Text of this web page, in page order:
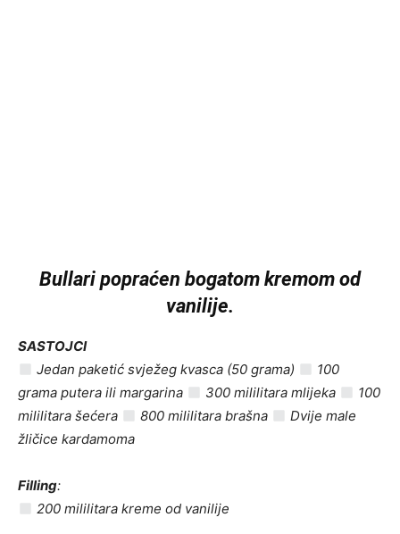
Bullari popraćen bogatom kremom od
vanilije.
SASTOJCI
Jedan paketić svježeg kvasca (50 grama)
100
grama putera ili margarina
300 mililitara mlijeka
100
mililitara šećera
800 mililitara brašna
Dvije male
žličice kardamoma
Filling:
200 mililitara kreme od vanilije